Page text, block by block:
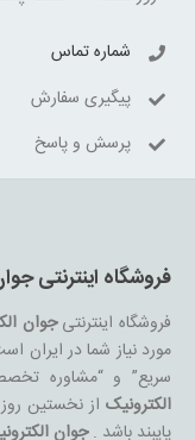
شماره تماس
پیگیری سفارش
پرسش و پاسخ
فروشگاه اینترنتی
فروشگاه اینترنتیجوان
مورد نیاز شما در ایران
سریع” و “مشاوره
الکترونیکاز نخستین
پایبند باشد .جوان